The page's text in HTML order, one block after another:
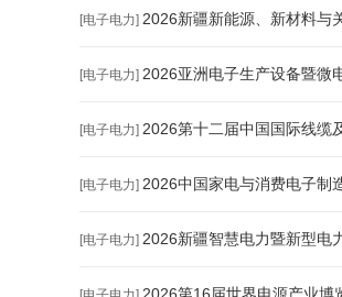
[电子电力] 2026新疆新能源、新材料与
[电子电力] 2026亚洲电子生产设备暨微
[电子电力] 2026第十二届中国国际线缆
[电子电力] 2026中国家电与消费电子制
[电子电力] 2026新疆智慧电力暨新型电